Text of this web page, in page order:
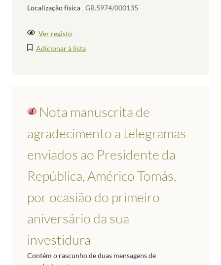
Localização física GB.5974/000135
Ver registo
Adicionar à lista
Nota manuscrita de
agradecimento a telegramas
enviados ao Presidente da
República, Américo Tomás,
por ocasião do primeiro
aniversário da sua
investidura
Contém o rascunho de duas mensagens de